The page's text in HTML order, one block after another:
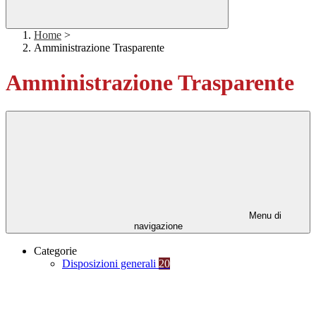
Home >
Amministrazione Trasparente
Amministrazione Trasparente
Menu di
navigazione
Categorie
Disposizioni generali 20